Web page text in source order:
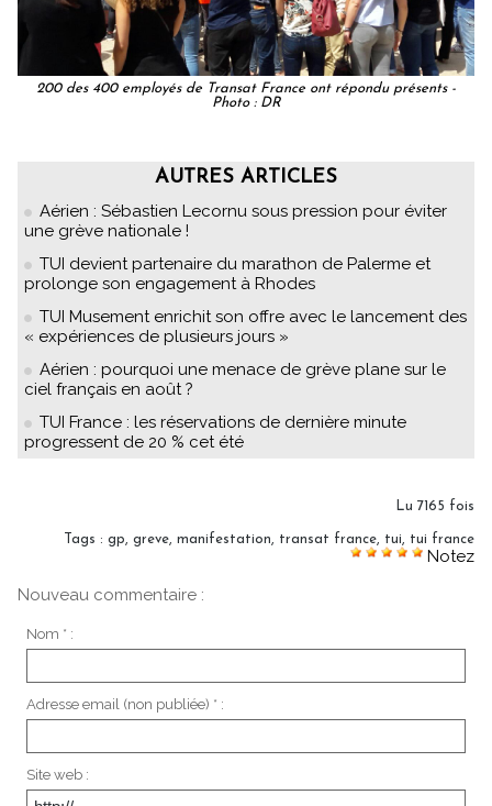
200 des 400 employés de Transat France ont répondu présents -
Photo : DR
AUTRES ARTICLES
Aérien : Sébastien Lecornu sous pression pour éviter
une grève nationale !
TUI devient partenaire du marathon de Palerme et
prolonge son engagement à Rhodes
TUI Musement enrichit son offre avec le lancement des
« expériences de plusieurs jours »
Aérien : pourquoi une menace de grève plane sur le
ciel français en août ?
TUI France : les réservations de dernière minute
progressent de 20 % cet été
Lu 7165 fois
Tags : gp, greve, manifestation, transat france, tui, tui france
Notez
Nouveau commentaire :
Nom * :
Adresse email (non publiée) * :
Site web :